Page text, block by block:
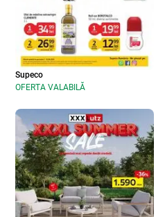
Supeco
OFERTA VALABILĂ